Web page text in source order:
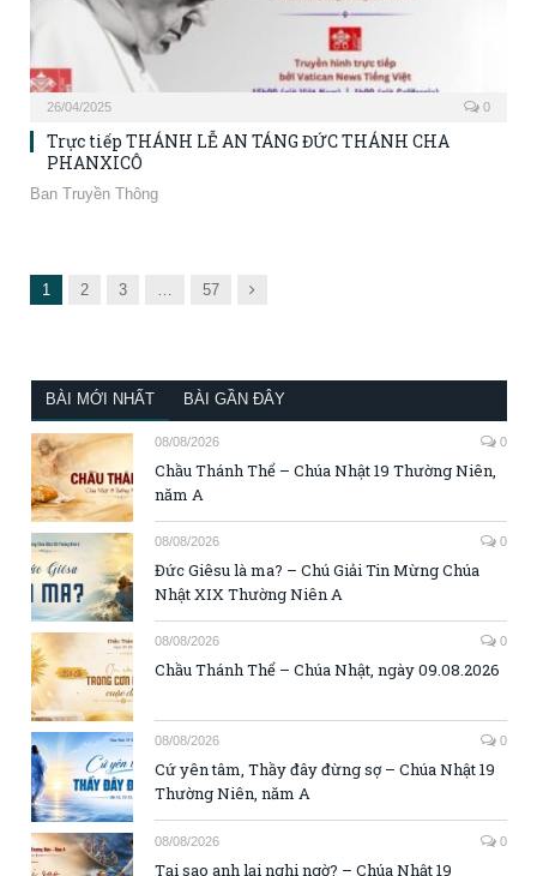
26/04/2025 0
Trực tiếp THÁNH LỄ AN TÁNG ĐỨC THÁNH CHA
PHANXICÔ
Ban Truyền Thông
1 2 3 57 Next
BÀI MỚI NHẤT BÀI GẦN ĐÂY
08/08/2026 0
Chầu Thánh Thể – Chúa Nhật 19 Thường Niên,
năm A
08/08/2026 0
Đức Giêsu là ma? – Chú Giải Tin Mừng Chúa
Nhật XIX Thường Niên A
08/08/2026 0
Chầu Thánh Thể – Chúa Nhật, ngày 09.08.2026
08/08/2026 0
Cứ yên tâm, Thầy đây đừng sợ – Chúa Nhật 19
Thường Niên, năm A
08/08/2026 0
Tại sao anh lại nghi ngờ? – Chúa Nhật 19